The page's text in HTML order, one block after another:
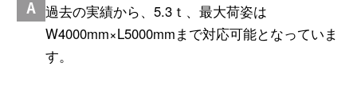
過去の実績から、5.3ｔ、最大荷姿は
W4000mm×L5000mmまで対応可能となっていま
す。